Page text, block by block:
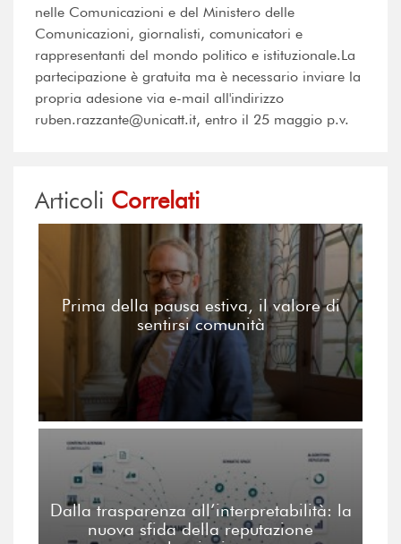
nelle Comunicazioni e del Ministero delle
Comunicazioni, giornalisti, comunicatori e
rappresentanti del mondo politico e istituzionale.La
partecipazione è gratuita ma è necessario inviare la
propria adesione via e-mail all'indirizzo
ruben.razzante@unicatt.it, entro il 25 maggio p.v.
Articoli Correlati
Prima della pausa estiva, il valore di
sentirsi comunità
Dalla trasparenza all’interpretabilità: la
nuova sfida della reputazione